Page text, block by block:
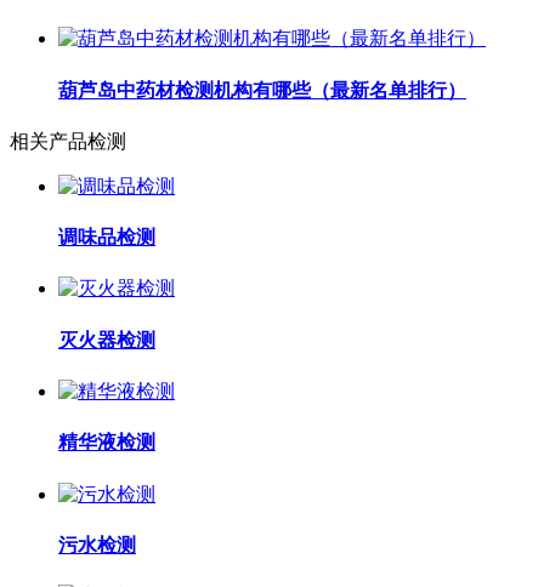
葫芦岛中药材检测机构有哪些（最新名单排行）
相关产品检测
调味品检测
灭火器检测
精华液检测
污水检测